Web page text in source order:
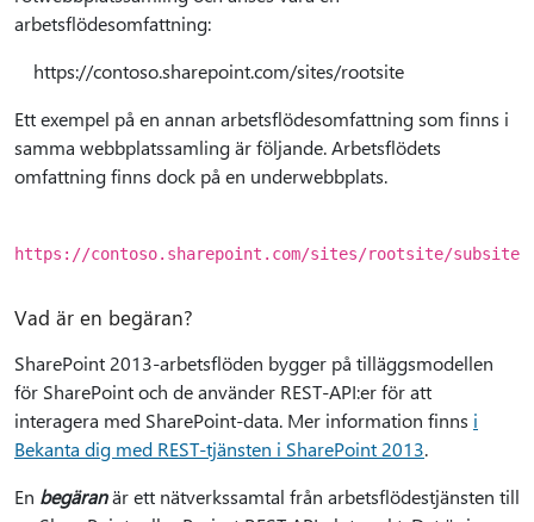
arbetsflödesomfattning:
https://contoso.sharepoint.com/sites/rootsite
Ett exempel på en annan arbetsflödesomfattning som finns i
samma webbplatssamling är följande. Arbetsflödets
omfattning finns dock på en underwebbplats.
https://contoso.sharepoint.com/sites/rootsite/subsite
Vad är en begäran?
SharePoint 2013-arbetsflöden bygger på tilläggsmodellen
för SharePoint och de använder REST-API:er för att
interagera med SharePoint-data. Mer information finns i
Bekanta dig med REST-tjänsten i SharePoint 2013.
En begäranär ett nätverkssamtal från arbetsflödestjänsten till